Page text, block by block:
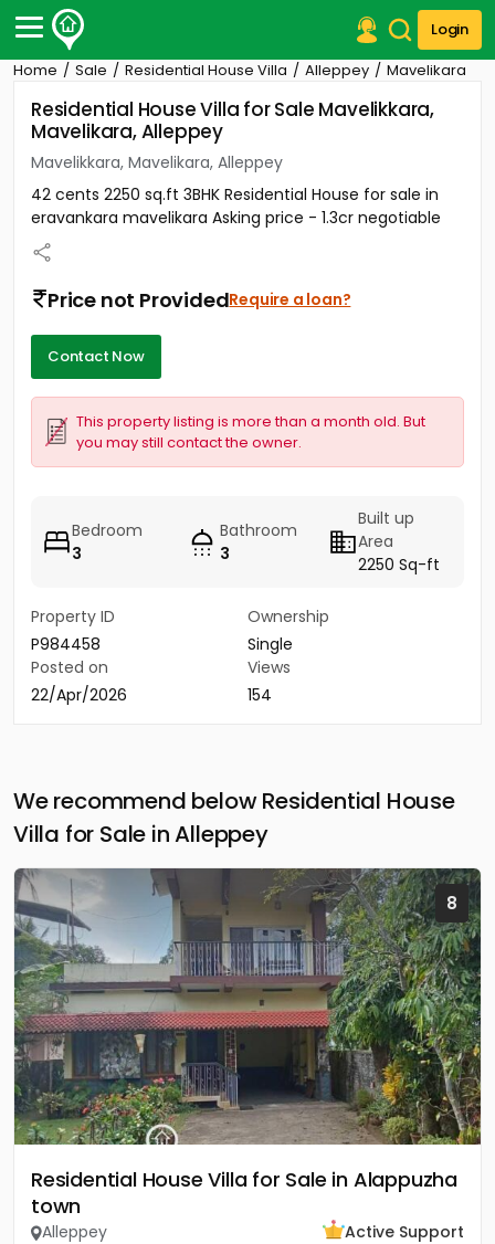
Login
Post Your Property
Post Your Requirement
Properties for Sale
Properties for Rent
Premium Projects
Finance Center
Contact Us
Home Sale Residential House Villa Alleppey Mavelikara
Residential House Villa for Sale Mavelikkara,
Mavelikara, Alleppey
Mavelikkara, Mavelikara, Alleppey
42 cents 2250 sq.ft 3BHK Residential House for sale in
eravankara mavelikara Asking price - 1.3cr negotiable
Price not ProvidedRequire a loan?
Contact Now
This property listing is more than a month old. But
you may still contact the owner.
Bedroom
3
Bathroom
3
Built up
Area
2250 Sq-ft
Property ID
P984458
Ownership
Single
Posted on
22/Apr/2026
Views
154
We recommend below Residential House
Villa for Sale in Alleppey
8
Residential House Villa for Sale in Alappuzha
town
Alleppey
Active Support